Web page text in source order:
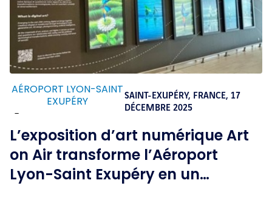
AÉROPORT LYON-SAINT
EXUPÉRY
-
SAINT-EXUPÉRY, FRANCE,17
DÉCEMBRE 2025
L’exposition d’art numérique Art
on Air transforme l’Aéroport
Lyon-Saint Exupéry en un